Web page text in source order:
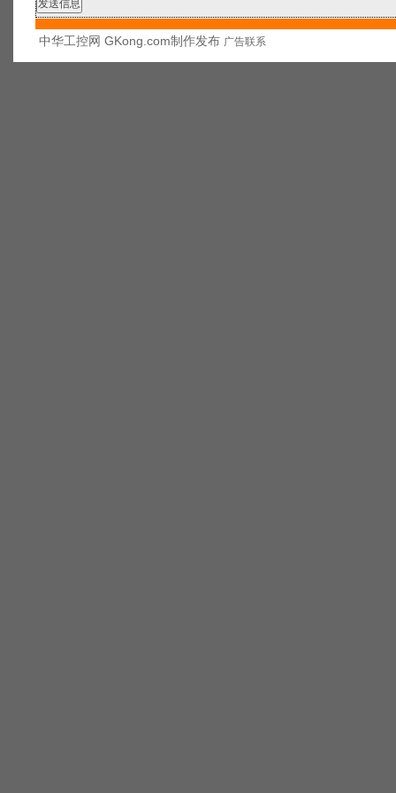
中华工控网 GKong.com制作发布 广告联系